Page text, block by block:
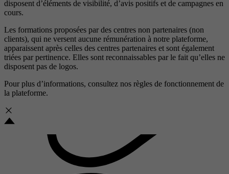
disposent d’éléments de visibilité, d’avis positifs et de campagnes en
cours.
Les formations proposées par des centres non partenaires (non
clients), qui ne versent aucune rémunération à notre plateforme,
apparaissent après celles des centres partenaires et sont également
triées par pertinence. Elles sont reconnaissables par le fait qu’elles ne
disposent pas de logos.
Pour plus d’informations, consultez nos règles de fonctionnement de
la plateforme.